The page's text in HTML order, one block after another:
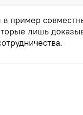
в пример
лишь